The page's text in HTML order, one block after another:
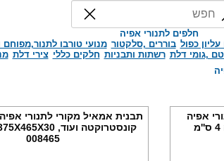
חלפים לתנורי אפיה
כפול בוררים ,סלקטור מנועי טורבו לתנור,מפוחם
,גומי דלת רשתות ותבניות חלקים כללי צירי דלת
אפיה
תבנית אמאיל מקורי לתנורי
008465